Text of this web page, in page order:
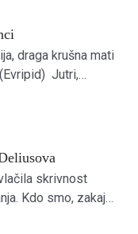
z Bravom je to […]
draga krušna mati
Jutri,
nekdo plačati.
[…]
skrivnost
Kdo smo, zakaj